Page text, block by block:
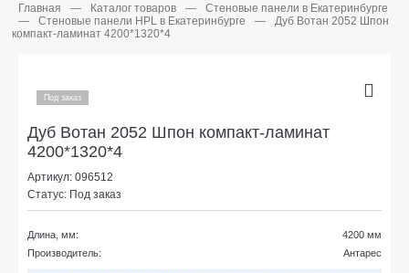
Главная — Каталог товаров —
Стеновые панели в Екатеринбурге
—
Стеновые панели HPL в Екатеринбурге —
Дуб Вотан 2052 Шпон
компакт-ламинат 4200*1320*4
Под заказ
Дуб Вотан 2052 Шпон компакт-ламинат
4200*1320*4
Артикул: 096512
Статус: Под заказ
Длина, мм:
4200 мм
Производитель:
Антарес